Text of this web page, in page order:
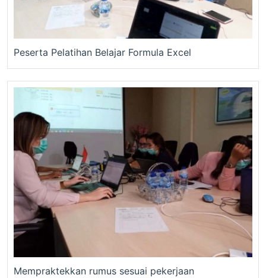
Peserta Pelatihan Belajar Formula Excel
Mempraktekkan rumus sesuai pekerjaan